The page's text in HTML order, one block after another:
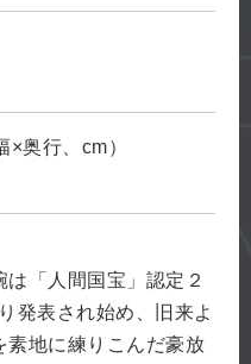
奥行、cm）
「人間国宝」認定２
発表され始め、旧来よ
素地に練りこんだ豪放